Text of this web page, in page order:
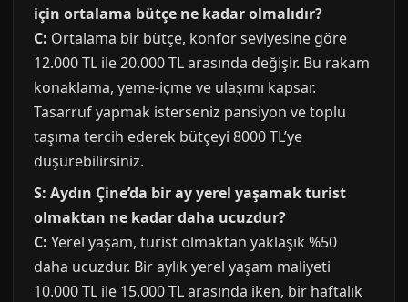
için ortalama bütçe ne kadar olmalıdır?
C: Ortalama bir bütçe, konfor seviyesine göre
12.000 TL ile 20.000 TL arasında değişir. Bu rakam
konaklama, yeme-içme ve ulaşımı kapsar.
Tasarruf yapmak isterseniz pansiyon ve toplu
taşıma tercih ederek bütçeyi 8000 TL’ye
düşürebilirsiniz.
S: Aydın Çine’da bir ay yerel yaşamak turist
olmaktan ne kadar daha ucuzdur?
C: Yerel yaşam, turist olmaktan yaklaşık %50
daha ucuzdur. Bir aylık yerel yaşam maliyeti
10.000 TL ile 15.000 TL arasında iken, bir haftalık